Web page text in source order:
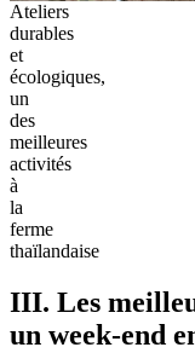
Ateliers
durables
et
écologiques,
un
des
meilleures
activités
à
la
ferme
thaïlandaise
III. Les
un week-end